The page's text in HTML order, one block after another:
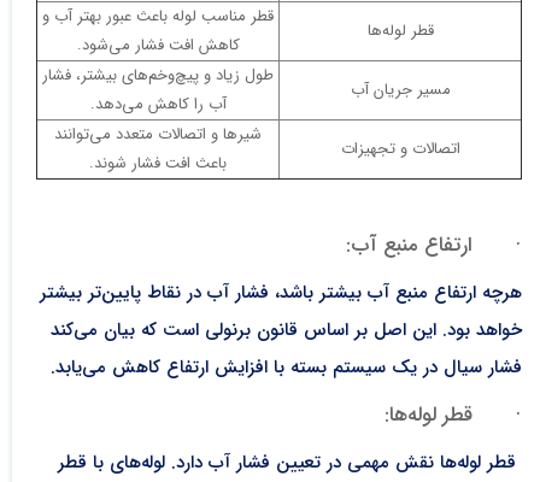
قطر لوله‌ها
قطر مناسب لوله باعث عبور بهتر آب و
کاهش افت فشار می‌شود.
مسیر جریان آب
طول زیاد و پیچ‌وخم‌های بیشتر، فشار
آب را کاهش می‌دهد.
اتصالات و تجهیزات
شیرها و اتصالات متعدد می‌توانند
باعث افت فشار شوند.
· ارتفاع منبع آب:
هرچه ارتفاع منبع آب بیشتر باشد، فشار آب در نقاط پایین‌تر بیشتر
خواهد بود. این اصل بر اساس قانون برنولی است که بیان می‌کند
فشار سیال در یک سیستم بسته با افزایش ارتفاع کاهش می‌یابد.
· قطر لوله‌ها:
قطر لوله‌ها نقش مهمی در تعیین فشار آب دارد. لوله‌های با قطر